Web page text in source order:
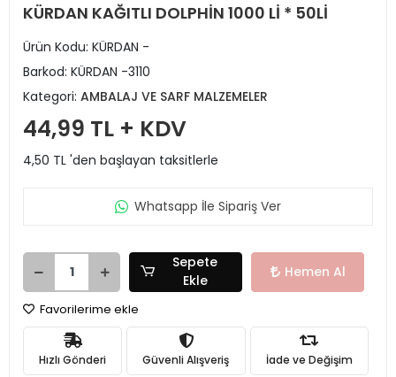
KÜRDAN KAĞITLI DOLPHİN 1000 Lİ * 50Lİ
Ürün Kodu: KÜRDAN -
Barkod: KÜRDAN -3110
Kategori: AMBALAJ VE SARF MALZEMELER
44,99 TL + KDV
4,50 TL 'den başlayan taksitlerle
Whatsapp İle Sipariş Ver
Sepete
Ekle
Hemen Al
Favorilerime ekle
Hızlı Gönderi Güvenli Alışveriş İade ve Değişim